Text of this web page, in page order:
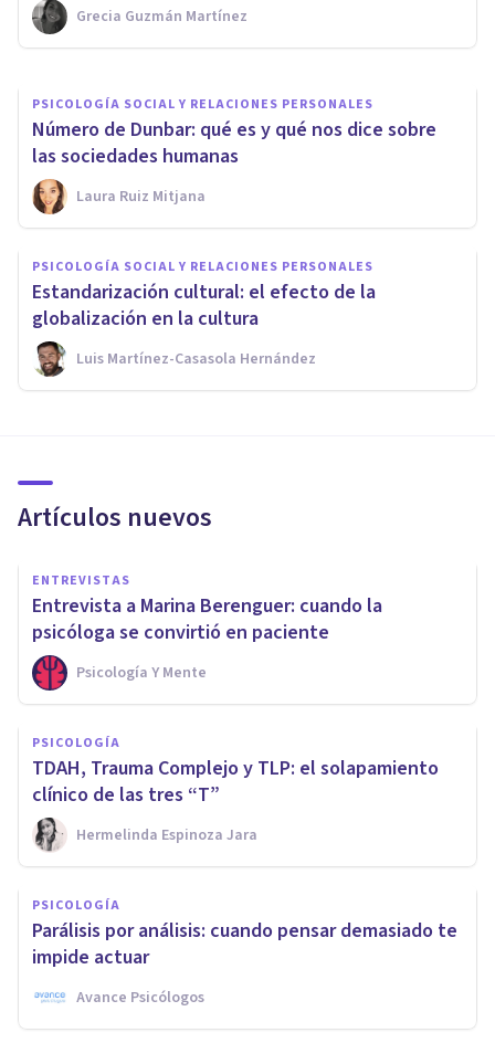
Grecia Guzmán Martínez
Joaquín Mateu-Mollá
PSICOLOGÍA SOCIAL Y RELACIONES PERSONALES
Número de Dunbar: qué es y qué nos dice sobre
las sociedades humanas
Laura Ruiz Mitjana
PSICOLOGÍA SOCIAL Y RELACIONES PERSONALES
Estandarización cultural: el efecto de la
globalización en la cultura
Luis Martínez-Casasola Hernández
Artículos nuevos
ENTREVISTAS
Entrevista a Marina Berenguer: cuando la
psicóloga se convirtió en paciente
Psicología Y Mente
PSICOLOGÍA
TDAH, Trauma Complejo y TLP: el solapamiento
clínico de las tres “T”
Hermelinda Espinoza Jara
PSICOLOGÍA
Parálisis por análisis: cuando pensar demasiado te
impide actuar
Avance Psicólogos